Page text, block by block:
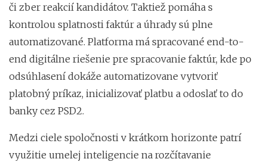
či zber reakcií kandidátov. Taktiež pomáha s
kontrolou splatnosti faktúr a úhrady sú plne
automatizované. Platforma má spracované end-to-
end digitálne riešenie pre spracovanie faktúr, kde po
odsúhlasení dokáže automatizovane vytvoriť
platobný príkaz, inicializovať platbu a odoslať to do
banky cez PSD2.
Medzi ciele spoločnosti v krátkom horizonte patrí
využitie umelej inteligencie na rozčítavanie